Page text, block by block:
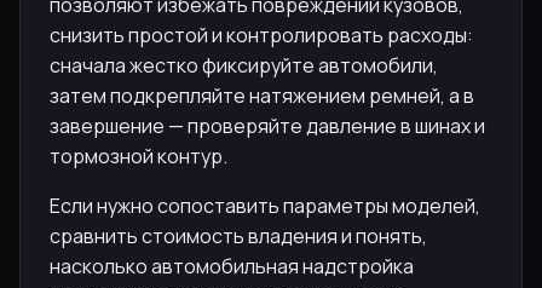
снизить простой и контролировать расходы:
сначала жестко фиксируйте автомобили,
затем подкрепляйте натяжением ремней, а в
завершение — проверяйте давление в шинах и
тормозной контур.
Если нужно сопоставить параметры моделей,
сравнить стоимость владения и понять,
насколько автомобильная надстройка